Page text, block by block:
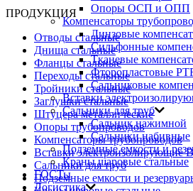
ПРОДУКЦИЯ
Отводы стальные
Днища стальные
Фланцы стальные
Переходы стальные
Тройники стальные
Заглушки стальные
Штуцера металлические
Опоры трубопроводов
Компенсаторы трубопроводов
Вставки электроизолирующие
Сальники для труб
Подземные емкости и
Опоры ОСП и ОПП
Компенсаторы
Линзовые
Сильфонные
Тканевые
Фторопластовые
Сальниковые
Вставки
Сальники для труб
Сальник нажимной
Сальники набивные
Подземные емкости и
Краны шаровые стальные
ГОСТы
Логистика